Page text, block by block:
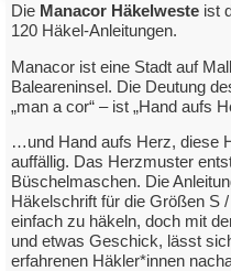
zum
Die Manacor Häkelweste ist
120 Häkel-Anleitungen.
Manacor ist eine Stadt auf
Baleareninsel. Die Deutung
„man a cor“ – ist „Hand aufs
…und Hand aufs Herz, diese
auffällig. Das Herzmuster
Büschelmaschen. Die
Häkelschrift für die Größen S
einfach zu häkeln, doch mit
und etwas Geschick, lässt
erfahrenen Häkler*innen